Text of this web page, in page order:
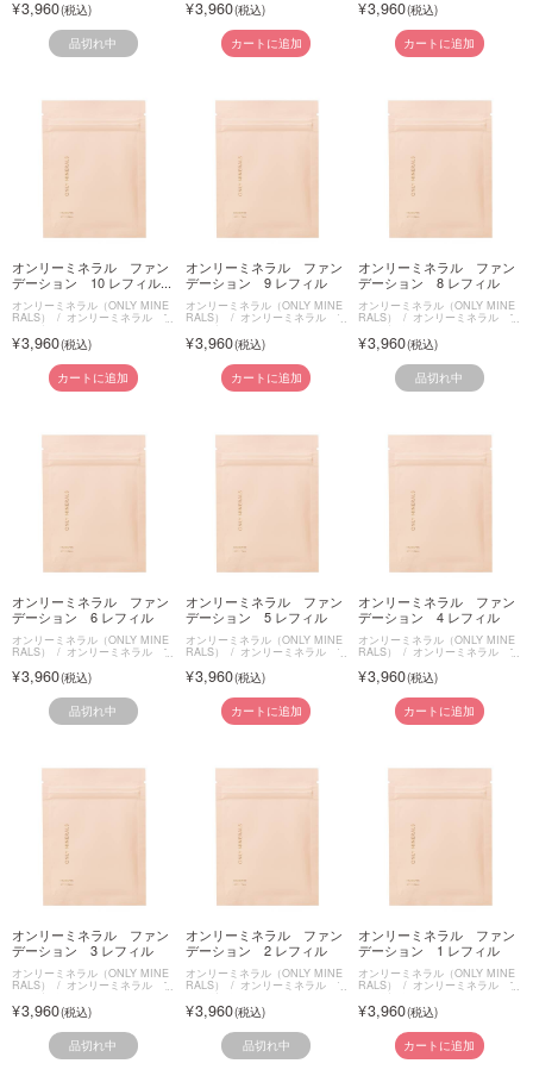
3,960
品切れ中
3,960
カートに追加
3,960
カートに追加
オンリーミネラル ファン
デーション 10 レフィル...
オンリーミネラル（ONLY MINE
RALS） オンリーミネラル フ
ァンデーション
3,960
カートに追加
オンリーミネラル ファン
デーション 9 レフィル
オンリーミネラル（ONLY MINE
RALS） オンリーミネラル フ
ァンデーション
3,960
カートに追加
オンリーミネラル ファン
デーション 8 レフィル
オンリーミネラル（ONLY MINE
RALS） オンリーミネラル フ
ァンデーション
3,960
品切れ中
オンリーミネラル ファン
デーション 6 レフィル
オンリーミネラル（ONLY MINE
RALS） オンリーミネラル フ
3,960
品切れ中
オンリーミネラル ファン
デーション 5 レフィル
オンリーミネラル（ONLY MINE
RALS） オンリーミネラル フ
3,960
カートに追加
オンリーミネラル ファン
デーション 4 レフィル
オンリーミネラル（ONLY MINE
RALS） オンリーミネラル フ
3,960
カートに追加
オンリーミネラル ファン
デーション 3 レフィル
オンリーミネラル（ONLY MINE
RALS） オンリーミネラル フ
ァンデーション
3,960
品切れ中
オンリーミネラル ファン
デーション 2 レフィル
オンリーミネラル（ONLY MINE
RALS） オンリーミネラル フ
ァンデーション
3,960
品切れ中
オンリーミネラル ファン
デーション 1 レフィル
オンリーミネラル（ONLY MINE
RALS） オンリーミネラル フ
ァンデーション
3,960
カートに追加